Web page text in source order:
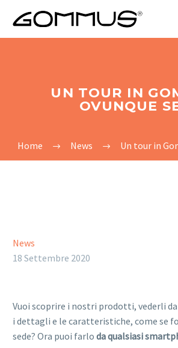
UN TOUR IN
OVUNQUE
Home News Un tour in
News
18 Settembre 2020
Vuoi scoprire i nostri prodotti, vederli
i dettagli e le caratteristiche, come se
sede? Ora puoi farlo da qualsiasi